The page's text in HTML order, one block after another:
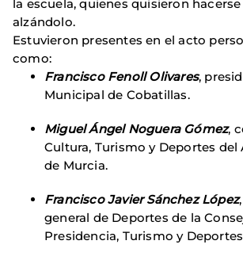
la escuela, quienes quisieron
alzándolo.
Estuvieron presentes en el acto
como:
Francisco Fenoll Olivares,
Municipal de Cobatillas.
Miguel Ángel Noguera Gómez,
Cultura, Turismo y Deportes
de Murcia.
Francisco Javier Sánchez López
general de Deportes de la
Presidencia, Turismo y